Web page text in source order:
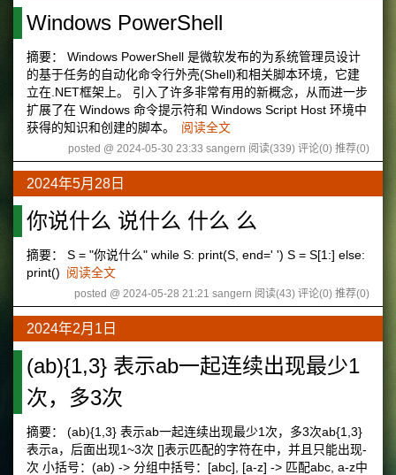
Windows PowerShell
摘要： Windows PowerShell 是微软发布的为系统管理员设计
的基于任务的自动化命令行外壳(Shell)和相关脚本环境，它建
立在.NET框架上。 引入了许多非常有用的新概念，从而进一步
扩展了在 Windows 命令提示符和 Windows Script Host 环境中
获得的知识和创建的脚本。
阅读全文
posted @ 2024-05-30 23:33 sangern 阅读(339) 评论(0) 推荐(0)
2024年5月28日
你说什么 说什么 什么 么
摘要： S = "你说什么" while S: print(S, end=' ') S = S[1:] else:
print() 阅读全文
posted @ 2024-05-28 21:21 sangern 阅读(43) 评论(0) 推荐(0)
2024年2月1日
(ab){1,3} 表示ab一起连续出现最少1
次，多3次
摘要： (ab){1,3} 表示ab一起连续出现最少1次，多3次ab{1,3}
表示a，后面出现1~3次 []表示匹配的字符在中，并且只能出现-
次 小括号：(ab) -> 分组中括号：[abc], [a-z] -> 匹配abc, a-z中